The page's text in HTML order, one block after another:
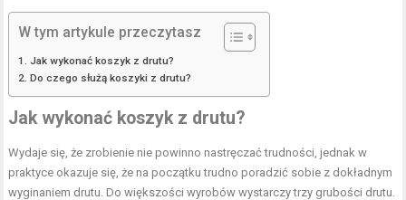
W tym artykule przeczytasz
Jak wykonać koszyk z drutu?
Do czego służą koszyki z drutu?
Jak wykonać koszyk z drutu?
Wydaje się, że zrobienie nie powinno nastręczać trudności, jednak w
praktyce okazuje się, że na początku trudno poradzić sobie z dokładnym
wyginaniem drutu. Do większości wyrobów wystarczy trzy grubości drutu.